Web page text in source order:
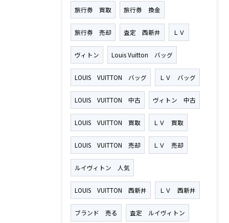
旅行券 買取 旅行券 換金
旅行券 売却 査定 西新井 ＬＶ
ヴィトン Louis Vuitton バッグ
LOUIS VUITTON バッグ ＬＶ バッグ
LOUIS VUITTON 中古 ヴィトン 中古
LOUIS VUITTON 買取 ＬＶ 買取
LOUIS VUITTON 売却 ＬＶ 売却
ルイヴィトン 人気
LOUIS VUITTON 西新井 ＬＶ 西新井
ブランド 売る 査定 ルイヴィトン